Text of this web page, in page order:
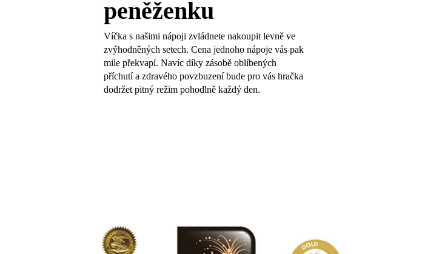
peněženku
Víčka s našimi nápoji zvládnete nakoupit levně ve
zvýhodněných setech. Cena jednoho nápoje vás pak
mile překvapí. Navíc díky zásobě oblíbených
příchutí a zdravého povzbuzení bude pro vás hračka
dodržet pitný režim pohodlně každý den.